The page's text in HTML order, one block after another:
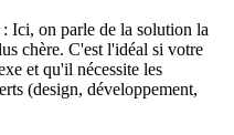
: Ici, on parle de la solution la
chère. C'est l'idéal si votre
et qu'il nécessite les
(design, développement,